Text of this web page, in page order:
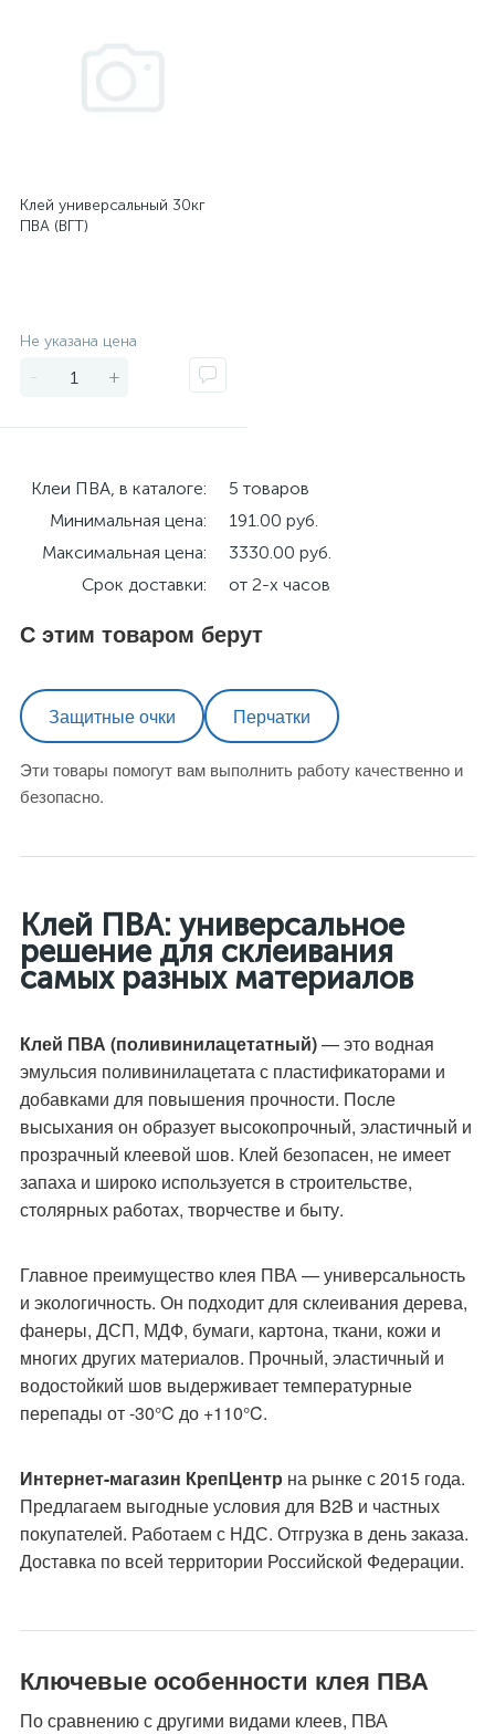
Клей универсальный 30кг
ПВА (ВГТ)
Не указана цена
- +
Клеи ПВА, в каталоге:
5 товаров
Минимальная цена:
191.00 руб.
Максимальная цена:
3330.00 руб.
Срок доставки:
от 2-х часов
С этим товаром берут
Защитные очки Перчатки
Эти товары помогут вам выполнить работу качественно и
безопасно.
Клей ПВА: универсальное
решение для склеивания
самых разных материалов
Клей ПВА (поливинилацетатный)— это водная
эмульсия поливинилацетата с пластификаторами и
добавками для повышения прочности. После
высыхания он образует высокопрочный, эластичный и
прозрачный клеевой шов. Клей безопасен, не имеет
запаха и широко используется в строительстве,
столярных работах, творчестве и быту.
Главное преимущество клея ПВА — универсальность
и экологичность. Он подходит для склеивания дерева,
фанеры, ДСП, МДФ, бумаги, картона, ткани, кожи и
многих других материалов. Прочный, эластичный и
водостойкий шов выдерживает температурные
перепады от -30°C до +110°C.
Интернет-магазин КрепЦентр на рынке с 2015 года.
Предлагаем выгодные условия для B2B и частных
покупателей. Работаем с НДС. Отгрузка в день заказа.
Доставка по всей территории Российской Федерации.
Ключевые особенности клея ПВА
По сравнению с другими видами клеев, ПВА